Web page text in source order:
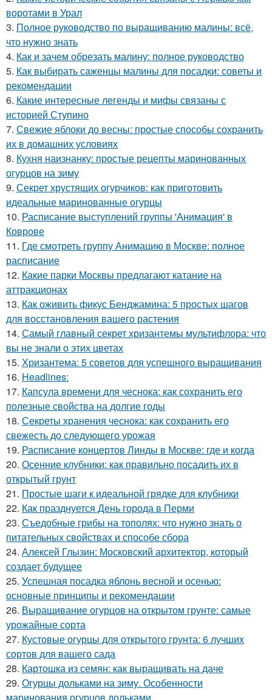
воротами в Урал
3. Полное руководство по выращиванию малины: всё,
что нужно знать
4. Как и зачем обрезать малину: полное руководство
5. Как выбирать саженцы малины для посадки: советы и
рекомендации
6. Какие интересные легенды и мифы связаны с
историей Ступино
7. Свежие яблоки до весны: простые способы сохранить
их в домашних условиях
8. Кухня наизнанку: простые рецепты маринованных
огурцов на зиму
9. Секрет хрустящих огурчиков: как приготовить
идеальные маринованные огурцы
10. Расписание выступлений группы 'Анимация' в
Коврове
11. Где смотреть группу Анимацию в Москве: полное
расписание
12. Какие парки Москвы предлагают катание на
аттракционах
13. Как оживить фикус Бенджамина: 5 простых шагов
для восстановления вашего растения
14. Самый главный секрет хризантемы мультифлора: что
вы не знали о этих цветах
15. Хризантема: 5 советов для успешного выращивания
16. Headlines:
17. Капсула времени для чеснока: как сохранить его
полезные свойства на долгие годы
18. Секреты хранения чеснока: как сохранить его
свежесть до следующего урожая
19. Расписание концертов Линды в Москве: где и когда
20. Осенние клубники: как правильно посадить их в
открытый грунт
21. Простые шаги к идеальной грядке для клубники
22. Как празднуется День города в Перми
23. Съедобные грибы на тополях: что нужно знать о
питательных свойствах и способе сбора
24. Алексей Глызин: Московский архитектор, который
создает будущее
25. Успешная посадка яблонь весной и осенью:
основные принципы и рекомендации
26. Выращивание огурцов на открытом грунте: самые
урожайные сорта
27. Кустовые огурцы для открытого грунта: 6 лучших
сортов для вашего сада
28. Картошка из семян: как выращивать на даче
29. Огурцы дольками на зиму. Особенности